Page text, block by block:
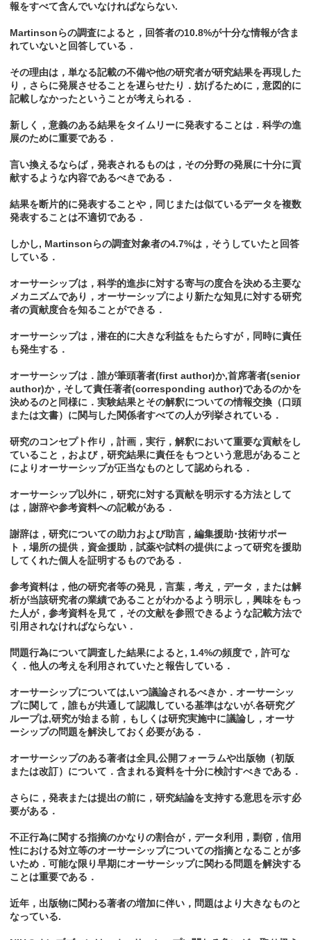
報をすべて含んでいなければならない.
Martinsonらの調査によると，回答者の10.8%が十分な情報が含ま
れていないと回答している．
その理由は，単なる記載の不備や他の研究者が研究結果を再現した
り，さらに発展させることを遅らせたり．妨げるために，意図的に
記載しなかったということが考えられる．
新しく，意義のある結果をタイムリーに発表することは．科学の進
展のために重要である．
言い換えるならば，発表されるものは，その分野の発展に十分に貢
献するような内容であるべきである．
結果を断片的に発表することや，同じまたは似ているデータを複数
発表することは不適切である．
しかし, Martinsonらの調査対象者の4.7%は，そうしていたと回答
している．
オーサーシッブは，科学的進歩に対する寄与の度合を決める主要な
メカニズムであり，オーサーシップにより新たな知見に対する研究
者の貢献度合を知ることができる．
オーサーシップは，潜在的に大きな利益をもたらすが，同時に責任
も発生する．
オーサーシッブは．誰が筆頭著者(first author)か,首席著者(senior
author)か，そして責任著者(corresponding author)であるのかを
決めるのと同様に．実験結果とその解釈についての情報交換（口頭
または文書）に関与した関係者すべての人が列挙されている．
研究のコンセプト作り，計画，実行，解釈において重要な貢献をし
ていること，および，研究結果に責任をもつという意思があること
によりオーサーシップが正当なものとして認められる．
オーサーシップ以外に，研究に対する貢献を明示する方法として
は，謝辞や参考資料への記載がある．
謝辞は，研究についての助力および助言，編集援助･技術サポー
ト，場所の提供，資金援助，試薬や試料の提供によって研究を援助
してくれた個人を証明するものである．
参考資料は，他の研究者等の発見，言葉，考え，データ，または解
析が当該研究者の業績であることがわかるよう明示し，興味をもっ
た人が，参考資料を見て，その文献を参照できるような記載方法で
引用されなければならない．
問題行為について調査した結果によると, 1.4%の頻度で，許可な
く．他人の考えを利用されていたと報告している．
オーサーシップについては,いつ議論されるべきか．オーサーシッ
プに関して，誰もが共通して認識している基準はないが.各研究グ
ループは,研究が始まる前，もしくは研究実施中に議論し，オーサ
ーシップの問題を解決しておく必要がある．
オーサーシップのある著者は全貝,公開フォーラムや出版物（初版
または改訂）について．含まれる資料を十分に検討すべきである．
さらに，発表または提出の前に，研究結論を支持する意思を示す必
要がある．
不正行為に関する指摘のかなりの割合が，データ利用，剽窃，信用
性における対立等のオーサーシップについての指摘となることが多
いため．可能な限り早期にオーサーシップに関わる問題を解決する
ことは重要である．
近年，出版物に関わる著者の増加に伴い，問題はより大きなものと
なっている.